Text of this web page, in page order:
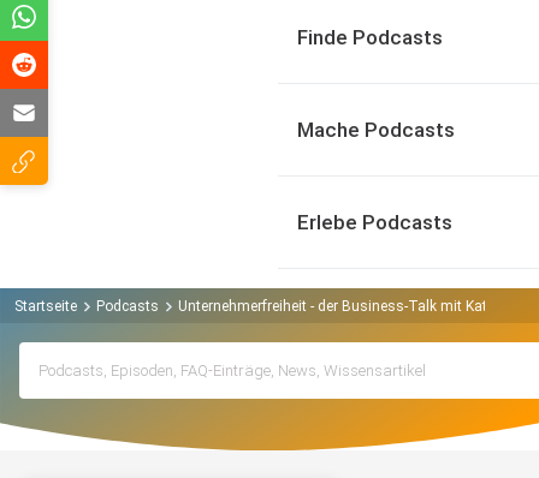
Finde Podcasts
Mache Podcasts
Erlebe Podcasts
Startseite Podcasts Unternehmerfreiheit - der Business-Talk mit Katja